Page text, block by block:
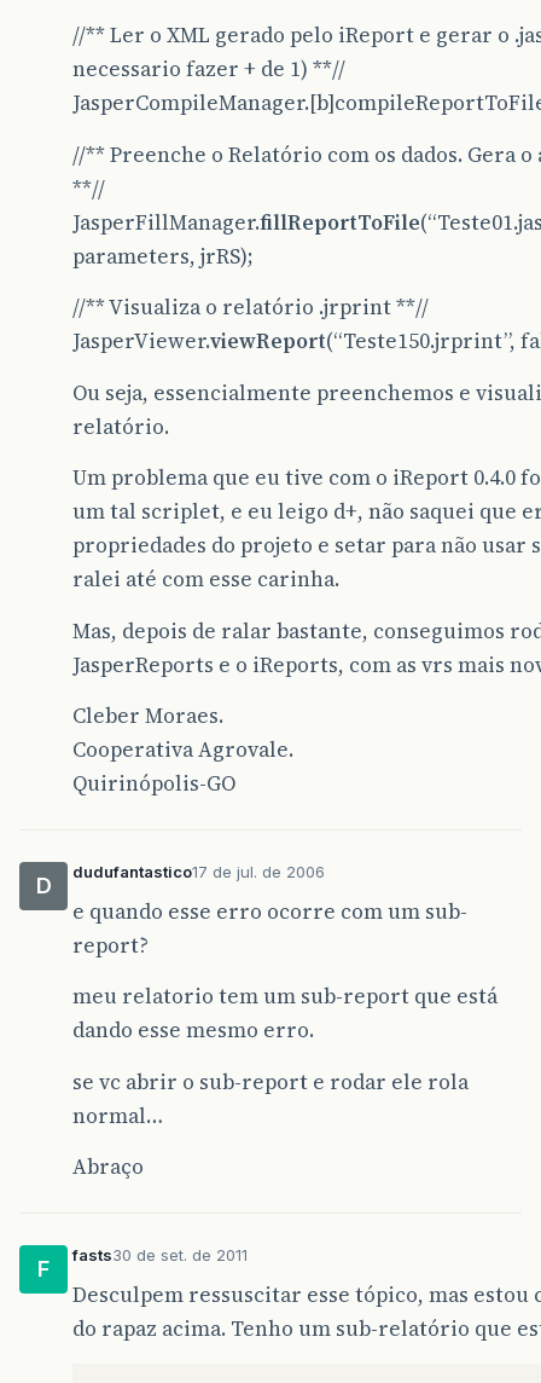
//** Ler o XML gerado pelo iReport e gerar o
necessario fazer + de 1) **//
//** Preenche o Relatório com os dados. Gera
**//
JasperFillManager.fillReportToFile
parameters, jrRS);
//** Visualiza o relatório .jrprint **//
JasperViewer.viewReport(“Teste150.jrprint”,
Ou seja, essencialmente preenchemos e
relatório.
Um problema que eu tive com o iReport 0.4.0
um tal scriplet, e eu leigo d+, não saquei que
propriedades do projeto e setar para não
ralei até com esse carinha.
Mas, depois de ralar bastante, conseguimos
JasperReports e o iReports, com as vrs mais
Cleber Moraes.
Cooperativa Agrovale.
Quirinópolis-GO
D
dudufantastico17 de jul. de 2006
e quando esse erro ocorre com um sub-
report?
meu relatorio tem um sub-report que está
dando esse mesmo erro.
se vc abrir o sub-report e rodar ele rola
normal…
Abraço
F
fasts30 de set. de 2011
Desculpem ressuscitar esse tópico, mas
do rapaz acima. Tenho um sub-relatório que